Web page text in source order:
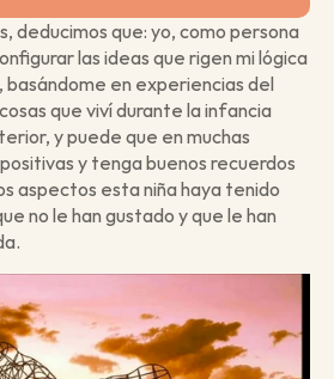
deducimos que: yo, como persona
las ideas que rigen mi lógica
en experiencias del
que viví durante la infancia
y puede que en muchas
y tenga buenos recuerdos
aspectos esta niña haya tenido
no le han gustado y que le han